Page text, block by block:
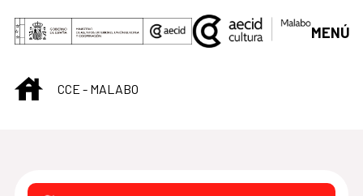
Skip to Main Content
MENÚ
INICIOCCE - MALABO